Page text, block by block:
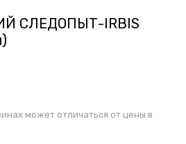
СЛЕДОПЫТ-IRBIS
может отличаться от цены в